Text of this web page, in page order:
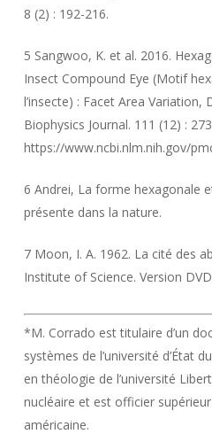
8 (2) : 192-216.
5 Sangwoo, K. et al. 2016.
Insect Compound Eye (Motif
l’insecte) : Facet Area Variation,
Biophysics Journal. 111 (12) :
https://www.ncbi.nlm.nih.gov/
6 Andrei, La forme hexagonale
présente dans la nature.
7 Moon, I. A. 1962. La cité des
Institute of Science. Version
*M. Corrado est titulaire d’un
systèmes de l’université d’État
en théologie de l’université
nucléaire et est officier
américaine.